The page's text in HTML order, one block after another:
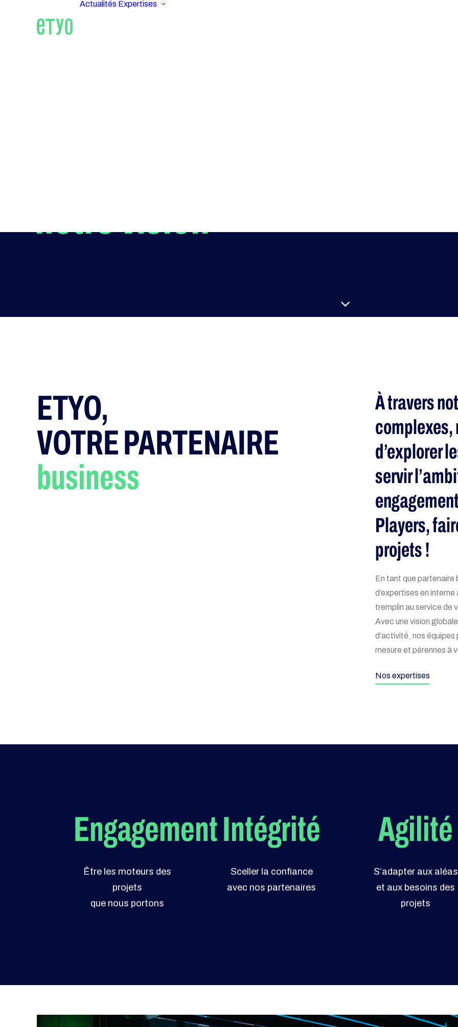
Actualités Expertises
notre vision
ETYO,
VOTRE PARTENAIRE
business
À travers
complexes,
d’explorer
servir
Players,
projets !
En tant que partenaire
d’expertises en
tremplin au service de
Avec une vision
d’activité, nos
mesure et pérennes à
Nos expertises
Engagement
Être les moteurs des
projets
que nous portons
Intégrité
Sceller la confiance
avec nos partenaires
Agilité
S’adapter aux aléas
et aux besoins des
projets